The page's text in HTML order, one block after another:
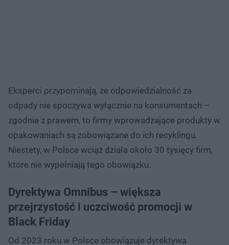
Eksperci przypominają, że odpowiedzialność za
odpady nie spoczywa wyłącznie na konsumentach –
zgodnie z prawem, to firmy wprowadzające produkty w
opakowaniach są zobowiązane do ich recyklingu.
Niestety, w Polsce wciąż działa około 30 tysięcy firm,
które nie wypełniają tego obowiązku.
Dyrektywa Omnibus – większa
przejrzystość i uczciwość promocji w
Black Friday
Od 2023 roku w Polsce obowiązuje dyrektywa